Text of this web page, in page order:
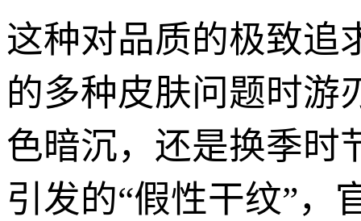
这种对品质的极致追
的多种皮肤问题时游
色暗沉，还是换季时
引发的“假性干纹”，